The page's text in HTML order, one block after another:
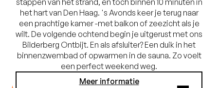
stappen van het strand, en toch binnen 10 minuten in
het hart van Den Haag. 's Avonds keer je terug naar
een prachtige kamer -met balkon of zeezicht als je
wilt. De volgende ochtend begin je uitgerust met ons
Bilderberg Ontbijt. En als afsluiter? Een duik in het
binnenzwembad of opwarmen in de sauna. Zo voelt
een perfect weekend weg.
Meer informatie